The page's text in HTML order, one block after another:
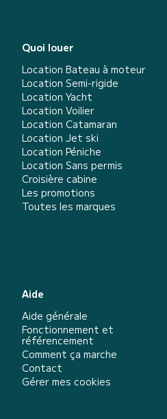
Quoi louer
Location Bateau à moteur
Location Semi-rigide
Location Yacht
Location Voilier
Location Catamaran
Location Jet ski
Location Péniche
Location Sans permis
Croisière cabine
Les promotions
Toutes les marques
Aide
Aide générale
Fonctionnement et
référencement
Comment ça marche
Contact
Gérer mes cookies